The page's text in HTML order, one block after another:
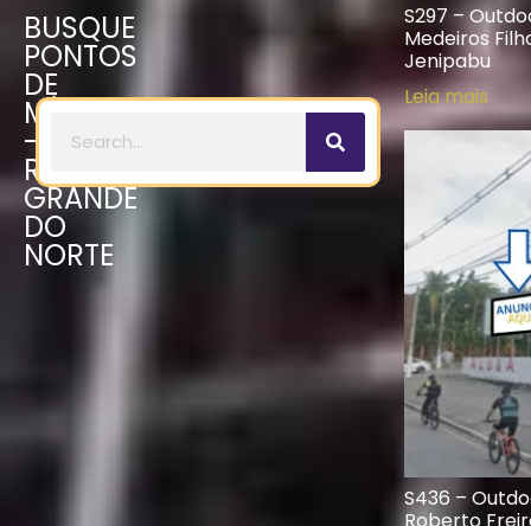
BUSQUE
PONTOS
DE
MÍDIA
-
RIO
GRANDE
DO
NORTE
S297 –
Medeiros
Jenipabu
Leia mais
S436 –
Roberto